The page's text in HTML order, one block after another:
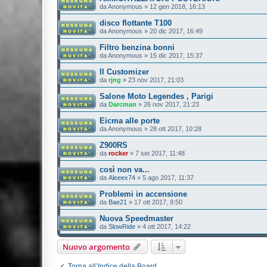
daAnonymous » 12 gen 2018, 16:13
disco flottante T100
daAnonymous » 20 dic 2017, 16:49
Filtro benzina bonni
daAnonymous » 15 dic 2017, 15:37
Il Customizer
da rjng » 23 nov 2017, 21:03
Salone Moto Legendes , Parigi
da Darcman » 26 nov 2017, 21:23
Eicma alle porte
daAnonymous » 28 ott 2017, 10:28
Z900RS
da rocker» 7 set 2017, 11:48
così non va...
da Aleeex74 » 5 ago 2017, 11:37
Problemi in accensione
da Bae21 » 17 ott 2017, 9:50
Nuova Speedmaster
da SlowRide » 4 ott 2017, 14:22
Nuovo argomento